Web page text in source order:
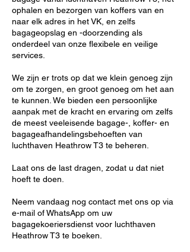
ophalen en bezorgen van koffers van en
naar elk adres in het VK, en zelfs
bagageopslag en -doorzending als
onderdeel van onze flexibele en veilige
services.
We zijn er trots op dat we klein genoeg zijn
om te zorgen, en groot genoeg om het aan
te kunnen. We bieden een persoonlijke
aanpak met de kracht en ervaring om zelfs
de meest veeleisende bagage-, koffer- en
bagageafhandelingsbehoeften van
luchthaven Heathrow T3 te beheren.
Laat ons de last dragen, zodat u dat niet
hoeft te doen.
Neem vandaag nog contact met ons op via
e-mail of WhatsApp om uw
bagagekoeriersdienst voor luchthaven
Heathrow T3 te boeken.